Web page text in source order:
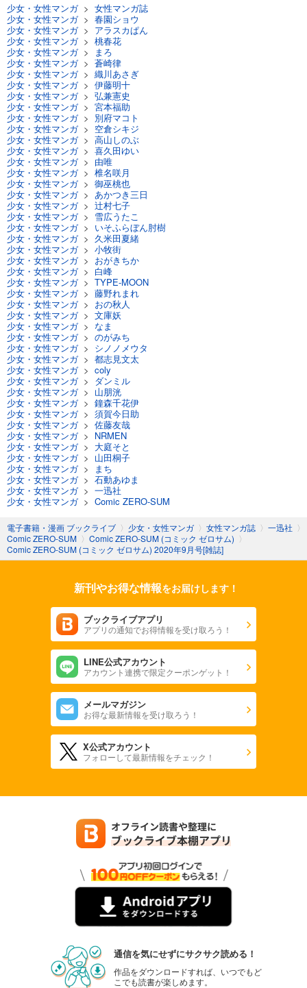
あらすじを表示する
509 円 (税込)
あらすじを表示する
509 円 (税込)
あらすじを表示する
509円 (税込)
あらすじを表示する
509円 (税込)
あらすじを表示する
509円 (税込)
509円 (税込)
あらすじを表示する
509 円 (税込)
あらすじを表示する
509円 (税込)
試し読み
あらすじを表示する
509円 (税込)
少女・女性マンガ> 女性マンガ誌
少女・女性マンガ> 春園ショウ
少女・女性マンガ> アラスカぱん
少女・女性マンガ> 桃春花
少女・女性マンガ>
まろ
少女・女性マンガ> 蒼崎律
少女・女性マンガ> 織川あさぎ
少女・女性マンガ> 伊藤明十
少女・女性マンガ> 弘兼憲史
少女・女性マンガ> 宮本福助
少女・女性マンガ> 別府マコト
少女・女性マンガ> 空倉シキジ
少女・女性マンガ> 高山しのぶ
少女・女性マンガ> 喜久田ゆい
少女・女性マンガ> 由唯
少女・女性マンガ> 椎名咲月
少女・女性マンガ> 御巫桃也
少女・女性マンガ> あかつき三日
少女・女性マンガ> 辻村七子
少女・女性マンガ> 雪広うたこ
少女・女性マンガ> いそふらぼん肘樹
少女・女性マンガ> 久米田夏緒
少女・女性マンガ> 小牧街
少女・女性マンガ> おがきちか
少女・女性マンガ> 白峰
少女・女性マンガ> TYPE-MOON
少女・女性マンガ> 藤野れまれ
少女・女性マンガ> おの秋人
少女・女性マンガ> 文庫妖
少女・女性マンガ> なま
少女・女性マンガ> のがみち
少女・女性マンガ> シノノメウタ
少女・女性マンガ> 都志見文太
少女・女性マンガ> coly
少女・女性マンガ> ダンミル
少女・女性マンガ> 山朋洸
少女・女性マンガ> 鐘森千花伊
少女・女性マンガ> 須賀今日助
少女・女性マンガ> 佐藤友哉
少女・女性マンガ> NRMEN
少女・女性マンガ> 大庭そと
少女・女性マンガ> 山田桐子
少女・女性マンガ>
まち
少女・女性マンガ> 石動あゆま
少女・女性マンガ> 一迅社
少女・女性マンガ> Comic ZERO-SUM
電子書籍・漫画 ブックライブ 〉 少女・女性マンガ 〉 女性マンガ誌 〉 一迅社 〉
Comic ZERO-SUM 〉 Comic ZERO-SUM (コミック ゼロサム) 〉
Comic ZERO-SUM (コミック ゼロサム) 2020年9月号[雑誌]
新刊やお得な情報をお届けします！
ブックライブアプリ
アプリの通知でお得情報を受け取ろう！
LINE公式アカウント
アカウント連携で限定クーポンゲット！
メールマガジン
お得な最新情報を受け取ろう！
X公式アカウント
フォローして最新情報をチェック！
通信を気にせずにサクサク読める！
作品をダウンロードすれば、いつでもど
こでも読書が楽しめます。